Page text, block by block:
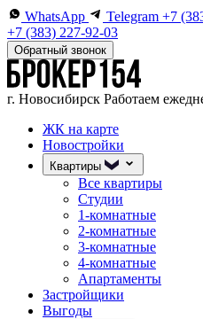
WhatsApp Telegram +7
+7 (383) 227-92-03
Обратный звонок
г. Новосибирск Работаем
ЖК на карте
Новостройки
Квартиры
Все квартиры
Студии
1-комнатные
2-комнатные
3-комнатные
4-комнатные
Апартаменты
Застройщики
Выгоды